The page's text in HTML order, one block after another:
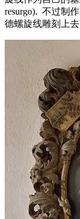
resurgo). 不过制
德螺旋线雕刻上